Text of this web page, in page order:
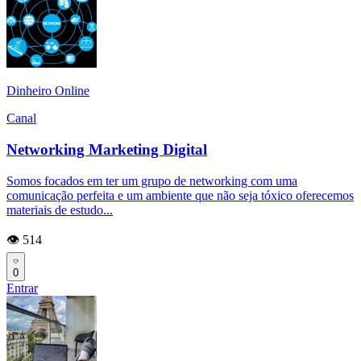
Dinheiro Online
Canal
Networking Marketing Digital
Somos focados em ter um grupo de networking com uma
comunicação perfeita e um ambiente que não seja tóxico oferecemos
materiais de estudo...
👁️ 514
0
Entrar